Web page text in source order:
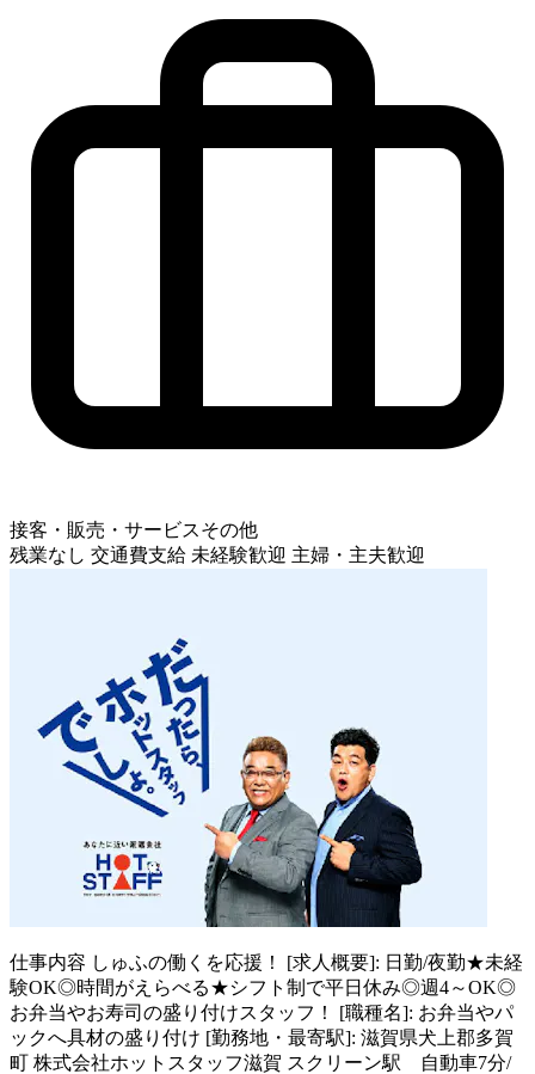
接客・販売・サービスその他
残業なし 交通費支給 未経験歓迎 主婦・主夫歓迎
仕事内容 しゅふの働くを応援！ [求人概要]: 日勤/夜勤★未経
験OK◎時間がえらべる★シフト制で平日休み◎週4～OK◎
お弁当やお寿司の盛り付けスタッフ！ [職種名]: お弁当やパ
ックへ具材の盛り付け [勤務地・最寄駅]: 滋賀県犬上郡多賀
町 株式会社ホットスタッフ滋賀 スクリーン駅 自動車7分/